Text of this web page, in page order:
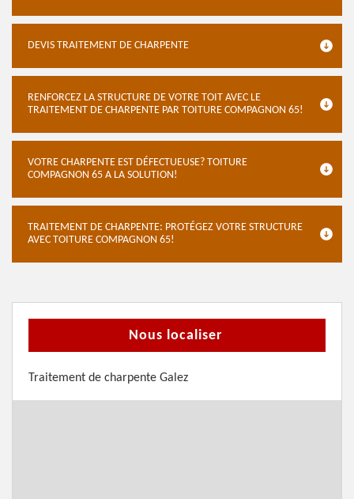
DEVIS TRAITEMENT DE CHARPENTE
RENFORCEZ LA STRUCTURE DE VOTRE TOIT AVEC LE
TRAITEMENT DE CHARPENTE PAR TOITURE COMPAGNON 65!
VOTRE CHARPENTE EST DÉFECTUEUSE? TOITURE
COMPAGNON 65 A LA SOLUTION!
TRAITEMENT DE CHARPENTE: PROTÉGEZ VOTRE STRUCTURE
AVEC TOITURE COMPAGNON 65!
Nous localiser
Traitement de charpente Galez